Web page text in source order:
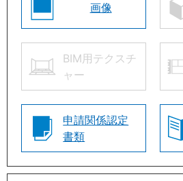
画像
BIM用テクスチ
ャー
申請関係認定
書類